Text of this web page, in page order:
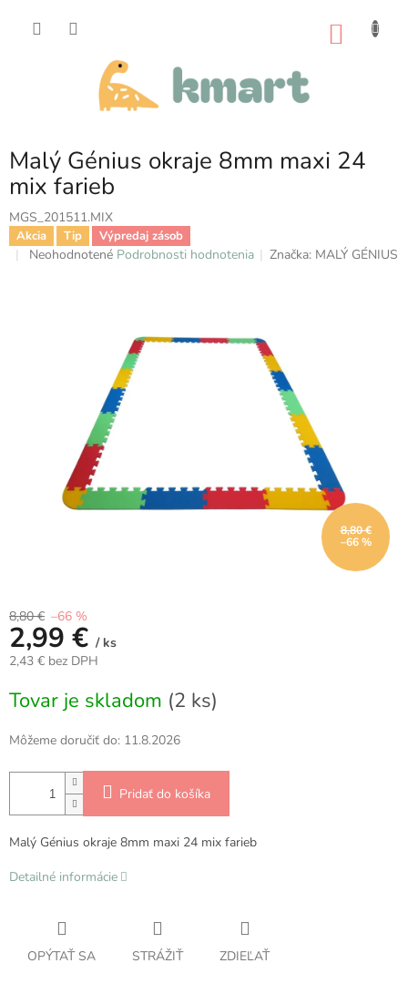
Malý Génius okraje 8mm maxi 24
mix farieb
MGS_201511.MIX
Akcia Tip Výpredaj zásob
Priemerné
Neohodnotené Podrobnosti hodnotenia Značka: MALÝ GÉNIUS
8,80 €
–66 %
8,80 € –66 %
2,99 € / ks
2,43 € bez DPH
cena:
Tovar je skladom (2 ks)
Môžeme doručiť do: 11.8.2026
Pridať do košíka
Malý Génius okraje 8mm maxi 24 mix farieb
Detailné informácie
OPÝTAŤ SA STRÁŽIŤ ZDIEĽAŤ